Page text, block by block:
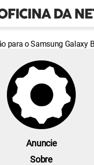
para o Samsung Galaxy
Anuncie
Sobre